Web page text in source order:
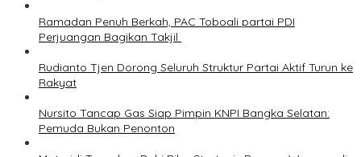
Ramadan Penuh Berkah, PAC Toboali partai PDI
Perjuangan Bagikan Takjil
Rudianto Tjen Dorong Seluruh Struktur Partai Aktif Turun ke
Rakyat
Nursito Tancap Gas Siap Pimpin KNPI Bangka Selatan:
Pemuda Bukan Penonton